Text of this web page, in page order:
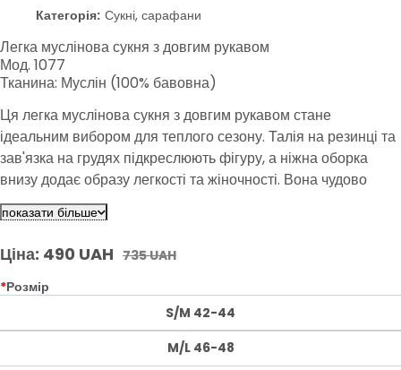
Категорія: Сукні, сарафани
Легка муслінова сукня з довгим рукавом
Мод. 1077
Тканина: Муслін (100% бавовна)
Ця легка муслінова сукня з довгим рукавом стане
ідеальним вибором для теплого сезону. Талія на резинці та
зав'язка на грудях підкреслюють фігуру, а ніжна оборка
внизу додає образу легкості та жіночності. Вона чудово
підійде для різних випадків, від повсякденних до святкових.
показати більше
Ціна: 490 UAH 735 UAH
*Розмір
S/M 42-44
M/L 46-48